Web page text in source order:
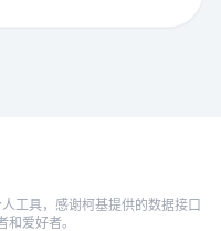
工具，感谢柯基提供的数据接口
爱好者。